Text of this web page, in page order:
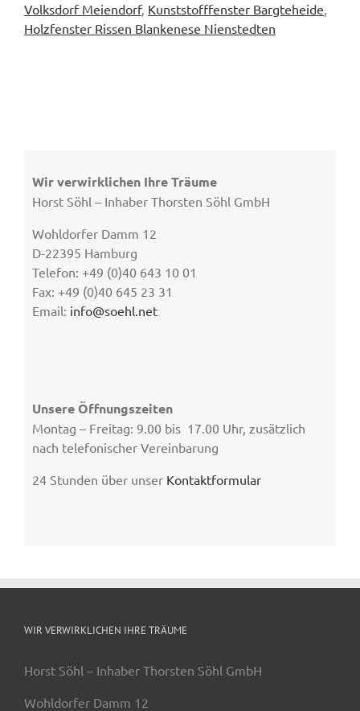
Volksdorf Meiendorf, Kunststofffenster Bargteheide,
Holzfenster Rissen Blankenese Nienstedten
Wir verwirklichen Ihre Träume
Horst Söhl – Inhaber Thorsten Söhl GmbH
Wohldorfer Damm 12
D-22395 Hamburg
Telefon: +49 (0)40 643 10 01
Fax: +49 (0)40 645 23 31
Email: info@soehl.net
Unsere Öffnungszeiten
Montag – Freitag: 9.00 bis 17.00 Uhr, zusätzlich
nach telefonischer Vereinbarung
24 Stunden über unser Kontaktformular
WIR VERWIRKLICHEN IHRE TRÄUME
Horst Söhl – Inhaber Thorsten Söhl GmbH
Wohldorfer Damm 12